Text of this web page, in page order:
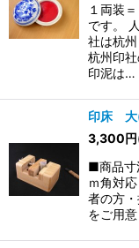
１両装
です。
社は杭
杭州印
印泥は…
印床 大(
3,300円
■商品
ｍ角対
者の方
をご用